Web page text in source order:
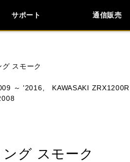
サポート 通信販売
スモーク
～ '2016, KAWASAKI
グ スモーク